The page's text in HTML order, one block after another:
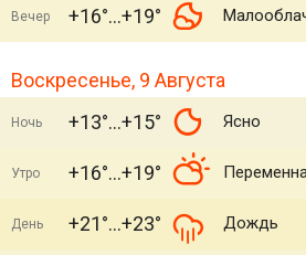
Вечер +16° +19°
Воскресенье, 9 Августа
Ночь +13° +15° Ясно
Утро +16° +19°
День +21° +23° Дождь